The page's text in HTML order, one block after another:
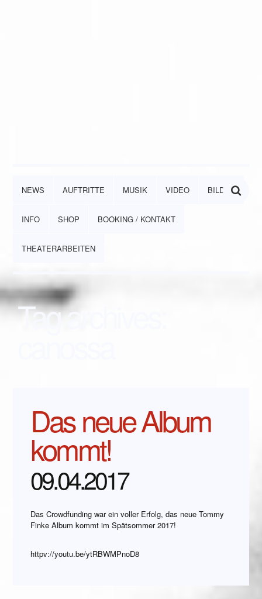
NEWS AUFTRITTE MUSIK VIDEO BILDER
INFO SHOP BOOKING / KONTAKT
THEATERARBEITEN
Tag archives:
Das neue Album
kommt!
09.04.2017
Das Crowdfunding war ein voller Erfolg, das neue Tommy
Finke Album kommt im Spätsommer 2017!
httpv://youtu.be/ytRBWMPnoD8